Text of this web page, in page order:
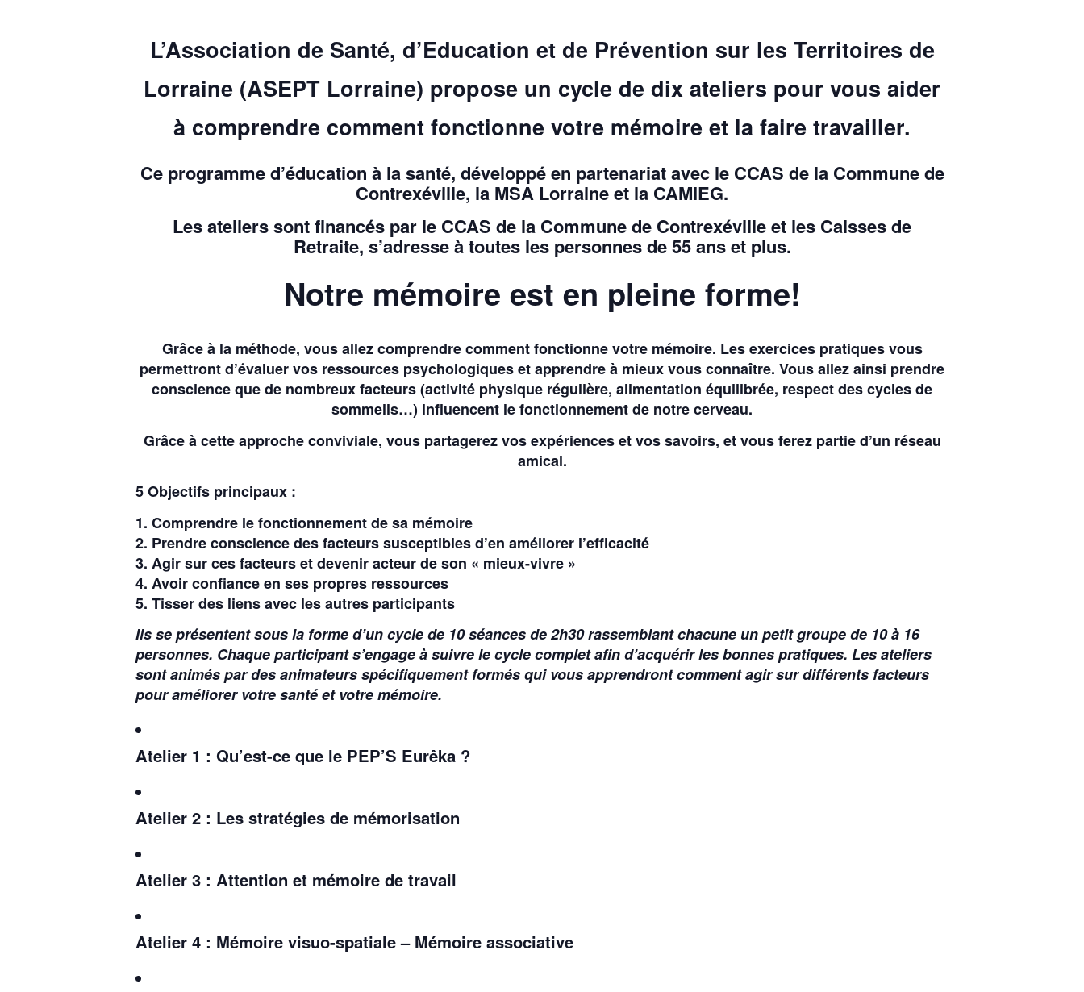
L’Association de Santé, d’Education et de Prévention sur les Territoires de
Lorraine (ASEPT Lorraine) propose un cycle de dix ateliers pour vous aider
à comprendre comment fonctionne votre mémoire et la faire travailler.
Ce programme d’éducation à la santé, développé en partenariat avec le CCAS de la Commune de
Contrexéville, la MSA Lorraine et la CAMIEG.
Les ateliers sont financés par le CCAS de la Commune de Contrexéville et les Caisses de
Retraite, s’adresse à toutes les personnes de 55 ans et plus.
Notre mémoire est en pleine forme!
Grâce à la méthode, vous allez comprendre comment fonctionne votre mémoire. Les exercices pratiques vous
permettront d’évaluer vos ressources psychologiques et apprendre à mieux vous connaître. Vous allez ainsi prendre
conscience que de nombreux facteurs (activité physique régulière, alimentation équilibrée, respect des cycles de
sommeils…) influencent le fonctionnement de notre cerveau.
Grâce à cette approche conviviale, vous partagerez vos expériences et vos savoirs, et vous ferez partie d’un réseau
amical.
5 Objectifs principaux :
1. Comprendre le fonctionnement de sa mémoire
2. Prendre conscience des facteurs susceptibles d’en améliorer l’efficacité
3. Agir sur ces facteurs et devenir acteur de son « mieux-vivre »
4. Avoir confiance en ses propres ressources
5. Tisser des liens avec les autres participants
Ils se présentent sous la forme d’un cycle de 10 séances de 2h30 rassemblant chacune un petit groupe de 10 à 16
personnes. Chaque participant s’engage à suivre le cycle complet afin d’acquérir les bonnes pratiques. Les ateliers
sont animés par des animateurs spécifiquement formés qui vous apprendront comment agir sur différents facteurs
pour améliorer votre santé et votre mémoire.
Atelier 1 : Qu’est-ce que le PEP’S Eurêka ?
Atelier 2 : Les stratégies de mémorisation
Atelier 3 : Attention et mémoire de travail
Atelier 4 : Mémoire visuo-spatiale – Mémoire associative